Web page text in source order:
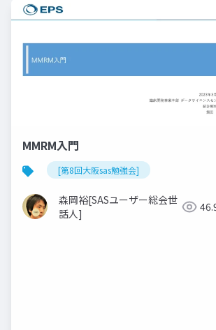
MMRM入門
[第8回大阪sas勉強会]
森岡裕[SASユーザー総会世
話人]